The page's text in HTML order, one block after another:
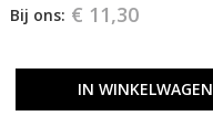
Bij ons: € 11,30
IN WINKELWAGEN